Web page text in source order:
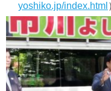
yoshiko.jp/index.html